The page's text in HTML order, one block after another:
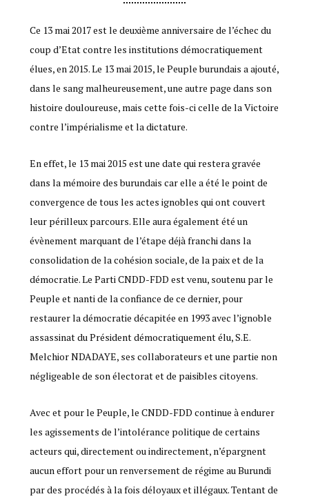
Ce 13 mai 2017 est le deuxième anniversaire de l’échec du
coup d’Etat contre les institutions démocratiquement
élues, en 2015. Le 13 mai 2015, le Peuple burundais a ajouté,
dans le sang malheureusement, une autre page dans son
histoire douloureuse, mais cette fois-ci celle de la Victoire
contre l’impérialisme et la dictature.
En effet, le 13 mai 2015 est une date qui restera gravée
dans la mémoire des burundais car elle a été le point de
convergence de tous les actes ignobles qui ont couvert
leur périlleux parcours. Elle aura également été un
évènement marquant de l’étape déjà franchi dans la
consolidation de la cohésion sociale, de la paix et de la
démocratie. Le Parti CNDD-FDD est venu, soutenu par le
Peuple et nanti de la confiance de ce dernier, pour
restaurer la démocratie décapitée en 1993 avec l’ignoble
assassinat du Président démocratiquement élu, S.E.
Melchior NDADAYE, ses collaborateurs et une partie non
négligeable de son électorat et de paisibles citoyens.
Avec et pour le Peuple, le CNDD-FDD continue à endurer
les agissements de l’intolérance politique de certains
acteurs qui, directement ou indirectement, n’épargnent
aucun effort pour un renversement de régime au Burundi
par des procédés à la fois déloyaux et illégaux. Tentant de